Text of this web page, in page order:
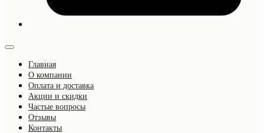
Главная
О компании
Оплата и доставка
Акции и скидки
Частые вопросы
Отзывы
Контакты